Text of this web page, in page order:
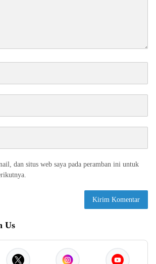
dan situs web saya pada peramban ini untuk
Us